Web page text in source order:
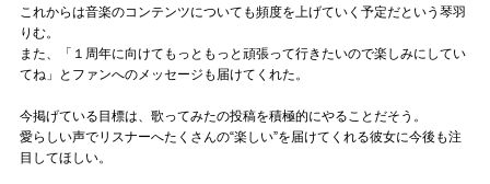
これからは音楽のコンテンツについても頻度を上げていく予定だという琴羽
りむ。
また、「１周年に向けてもっともっと頑張って行きたいので楽しみにしてい
てね」とファンへのメッセージも届けてくれた。
今掲げている目標は、歌ってみたの投稿を積極的にやることだそう。
愛らしい声でリスナーへたくさんの“楽しい”を届けてくれる彼女に今後も注
目してほしい。